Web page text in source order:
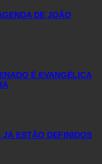
DE JOÃO
É EVANGÉLICA
JÁ ESTÃO DEFINIDOS